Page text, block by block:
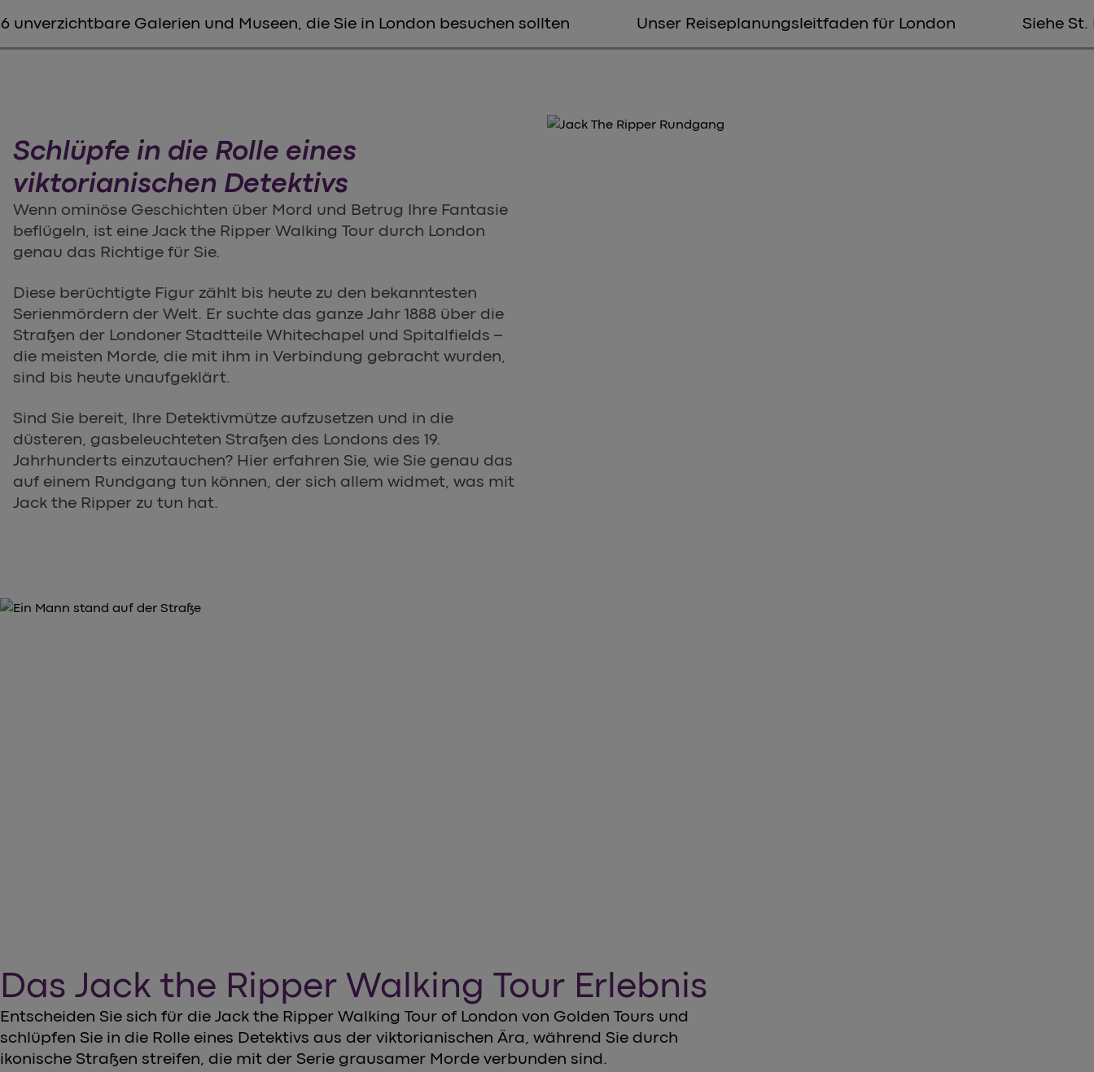
6 unverzichtbare Galerien und Museen, die Sie in London besuchen sollten Unser Reiseplanungsleitfaden für London Siehe
Schlüpfe in die Rolle eines
viktorianischen Detektivs
Wenn ominöse Geschichten über Mord und Betrug Ihre Fantasie
beflügeln, ist eine Jack the Ripper Walking Tour durch London
genau das Richtige für Sie.
Diese berüchtigte Figur zählt bis heute zu den bekanntesten
Serienmördern der Welt. Er suchte das ganze Jahr 1888 über die
Straßen der Londoner Stadtteile Whitechapel und Spitalfields –
die meisten Morde, die mit ihm in Verbindung gebracht wurden,
sind bis heute unaufgeklärt.
Sind Sie bereit, Ihre Detektivmütze aufzusetzen und in die
düsteren, gasbeleuchteten Straßen des Londons des 19.
Jahrhunderts einzutauchen? Hier erfahren Sie, wie Sie genau das
auf einem Rundgang tun können, der sich allem widmet, was mit
Jack the Ripper zu tun hat.
Das Jack the Ripper Walking Tour Erlebnis
Entscheiden Sie sich für die Jack the Ripper Walking Tour of London von Golden Tours und
schlüpfen Sie in die Rolle eines Detektivs aus der viktorianischen Ära, während Sie durch
ikonische Straßen streifen, die mit der Serie grausamer Morde verbunden sind.